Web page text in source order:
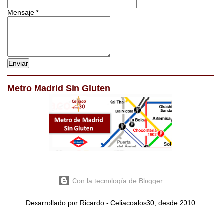
Mensaje *
Metro Madrid Sin Gluten
Con la tecnología de Blogger
Desarrollado por Ricardo - Celiacoalos30, desde 2010